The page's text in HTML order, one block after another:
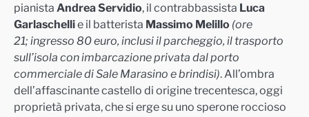
pianista Andrea Servidio, il contrabbassista Luca
Garlaschellie il batterista Massimo Melillo (ore
21; ingresso 80 euro, inclusiil parcheggio, il trasporto
sull’isola con imbarcazione privata dalporto
commerciale di Sale Marasino e brindisi). All’ombra
dell’affascinante castello di origine trecentesca, oggi
proprietà privata, che si erge su uno sperone roccioso